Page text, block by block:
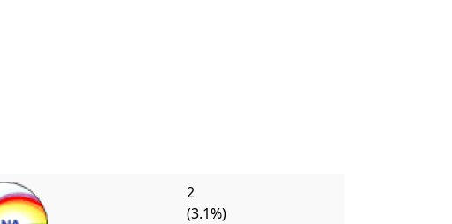
2
(3.1%)